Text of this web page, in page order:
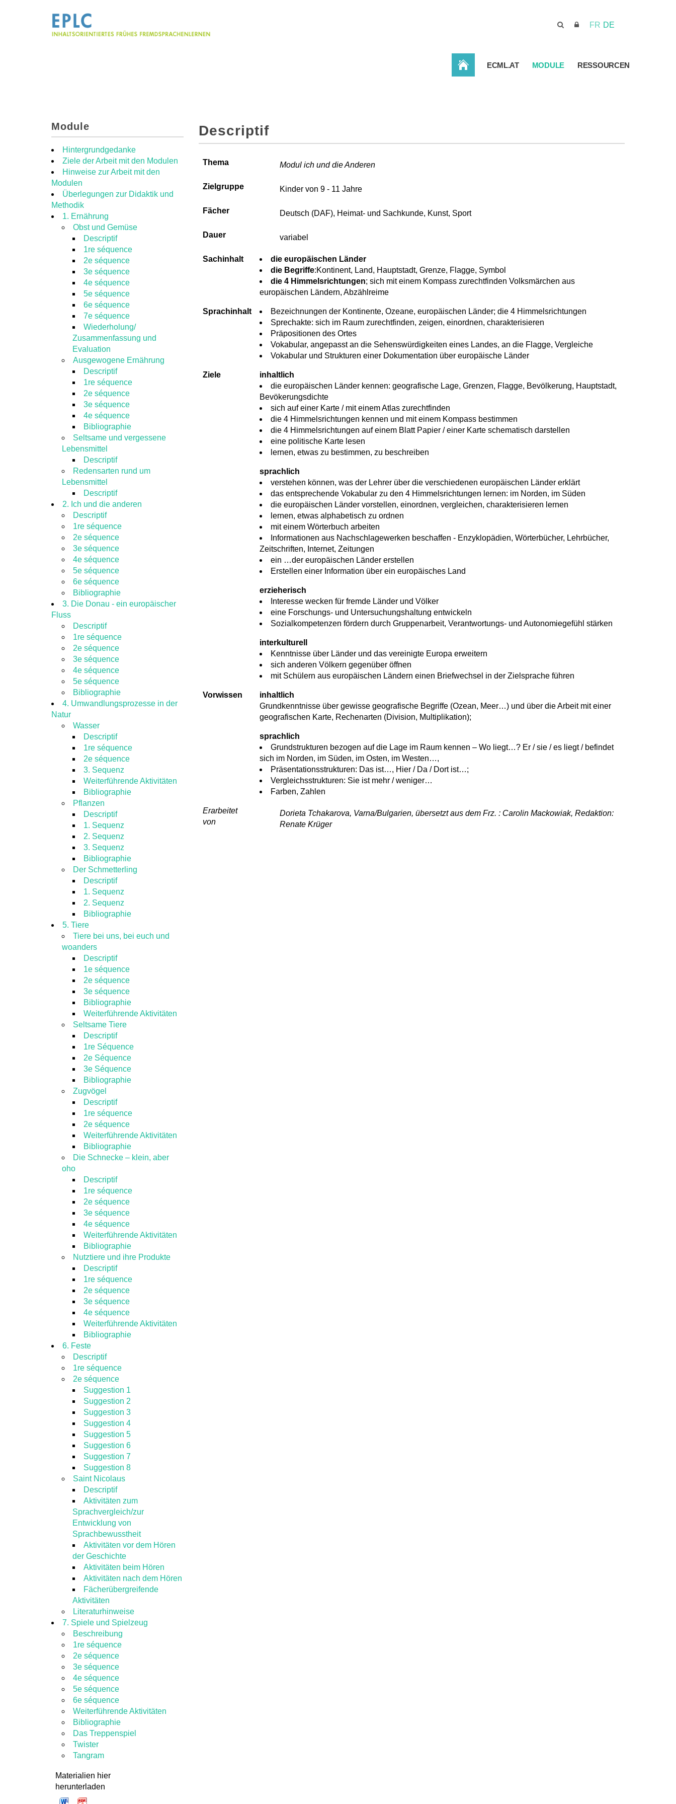
FR DE
STARTSEITEECML.AT MODULE RESSOURCEN
Module
Hintergrundgedanke
Ziele der Arbeit mit den Modulen
Hinweise zur Arbeit mit den
Modulen
Überlegungen zur Didaktik und
Methodik
1. Ernährung
Obst und Gemüse
Descriptif
1re séquence
2e séquence
3e séquence
4e séquence
5e séquence
6e séquence
7e séquence
Wiederholung/
Zusammenfassung und
Evaluation
Ausgewogene Ernährung
Descriptif
1re séquence
2e séquence
3e séquence
4e séquence
Bibliographie
Seltsame und vergessene
Lebensmittel
Descriptif
Redensarten rund um
Lebensmittel
Descriptif
2. Ich und die anderen
Descriptif
1re séquence
2e séquence
3e séquence
4e séquence
5e séquence
6e séquence
Bibliographie
3. Die Donau - ein europäischer
Fluss
Descriptif
1re séquence
2e séquence
3e séquence
4e séquence
5e séquence
Bibliographie
4. Umwandlungsprozesse in der
Natur
Wasser
Descriptif
1re séquence
2e séquence
3. Sequenz
Weiterführende Aktivitäten
Bibliographie
Pflanzen
Descriptif
1. Sequenz
2. Sequenz
3. Sequenz
Bibliographie
Der Schmetterling
Descriptif
1. Sequenz
2. Sequenz
Bibliographie
5. Tiere
Tiere bei uns, bei euch und
woanders
Descriptif
1e séquence
2e séquence
3e séquence
Bibliographie
Weiterführende Aktivitäten
Seltsame Tiere
Descriptif
1re Séquence
2e Séquence
3e Séquence
Bibliographie
Zugvögel
Descriptif
1re séquence
2e séquence
Weiterführende Aktivitäten
Bibliographie
Die Schnecke – klein, aber
oho
Descriptif
1re séquence
2e séquence
3e séquence
4e séquence
Weiterführende Aktivitäten
Bibliographie
Nutztiere und ihre Produkte
Descriptif
1re séquence
2e séquence
3e séquence
4e séquence
Weiterführende Aktivitäten
Bibliographie
6. Feste
Descriptif
1re séquence
2e séquence
Suggestion 1
Suggestion 2
Suggestion 3
Suggestion 4
Suggestion 5
Suggestion 6
Suggestion 7
Suggestion 8
Saint Nicolaus
Descriptif
Aktivitäten zum
Sprachvergleich/zur
Entwicklung von
Sprachbewusstheit
Aktivitäten vor dem Hören
der Geschichte
Aktivitäten beim Hören
Aktivitäten nach dem Hören
Fächerübergreifende
Aktivitäten
Literaturhinweise
7. Spiele und Spielzeug
Beschreibung
1re séquence
2e séquence
3e séquence
4e séquence
5e séquence
6e séquence
Weiterführende Aktivitäten
Bibliographie
Das Treppenspiel
Twister
Tangram
Materialien hier
herunterladen
Descriptif
Thema Modul ich und die Anderen
Zielgruppe Kinder von 9 - 11 Jahre
Fächer Deutsch (DAF), Heimat- und Sachkunde, Kunst, Sport
Dauer variabel
Sachinhalt
die europäischen Länder
die Begriffe:Kontinent, Land, Hauptstadt, Grenze, Flagge, Symbol
die 4 Himmelsrichtungen; sich mit einem Kompass zurechtfinden Volksmärchen aus
europäischen Ländern, Abzählreime
Sprachinhalt
Bezeichnungen der Kontinente, Ozeane, europäischen Länder; die 4 Himmelsrichtungen
Sprechakte: sich im Raum zurechtfinden, zeigen, einordnen, charakterisieren
Präpositionen des Ortes
Vokabular, angepasst an die Sehenswürdigkeiten eines Landes, an die Flagge, Vergleiche
Vokabular und Strukturen einer Dokumentation über europäische Länder
Ziele
inhaltlich
die europäischen Länder kennen: geografische Lage, Grenzen, Flagge, Bevölkerung, Hauptstadt,
Bevökerungsdichte
sich auf einer Karte / mit einem Atlas zurechtfinden
die 4 Himmelsrichtungen kennen und mit einem Kompass bestimmen
die 4 Himmelsrichtungen auf einem Blatt Papier / einer Karte schematisch darstellen
eine politische Karte lesen
lernen, etwas zu bestimmen, zu beschreiben
sprachlich
verstehen können, was der Lehrer über die verschiedenen europäischen Länder erklärt
das entsprechende Vokabular zu den 4 Himmelsrichtungen lernen: im Norden, im Süden
die europäischen Länder vorstellen, einordnen, vergleichen, charakterisieren lernen
lernen, etwas alphabetisch zu ordnen
mit einem Wörterbuch arbeiten
Informationen aus Nachschlagewerken beschaffen - Enzyklopädien, Wörterbücher, Lehrbücher,
Zeitschriften, Internet, Zeitungen
ein …der europäischen Länder erstellen
Erstellen einer Information über ein europäisches Land
erzieherisch
Interesse wecken für fremde Länder und Völker
eine Forschungs- und Untersuchungshaltung entwickeln
Sozialkompetenzen fördern durch Gruppenarbeit, Verantwortungs- und Autonomiegefühl stärken
interkulturell
Kenntnisse über Länder und das vereinigte Europa erweitern
sich anderen Völkern gegenüber öffnen
mit Schülern aus europäischen Ländern einen Briefwechsel in der Zielsprache führen
Vorwissen
inhaltlich
Grundkenntnisse über gewisse geografische Begriffe (Ozean, Meer…) und über die Arbeit mit einer
geografischen Karte, Rechenarten (Division, Multiplikation);
sprachlich
Grundstrukturen bezogen auf die Lage im Raum kennen – Wo liegt…? Er / sie / es liegt / befindet
sich im Norden, im Süden, im Osten, im Westen…,
Präsentationsstrukturen: Das ist…, Hier / Da / Dort ist…;
Vergleichsstrukturen: Sie ist mehr / weniger…
Farben, Zahlen
Erarbeitet
von
Dorieta Tchakarova, Varna/Bulgarien, übersetzt aus dem Frz. : Carolin Mackowiak, Redaktion:
Renate Krüger